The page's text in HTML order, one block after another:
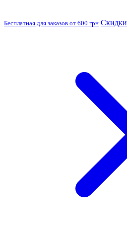
Бесплатная для заказов от 600 грн Скидки